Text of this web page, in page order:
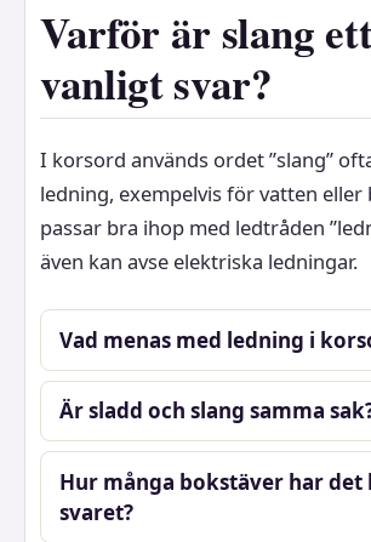
Varför är slang
vanligt svar?
I korsord används ordet ”slang”
ledning, exempelvis för vatten eller
passar bra ihop med ledtråden
även kan avse elektriska ledningar.
Vad menas med ledning i
Är sladd och slang samma
Hur många bokstäver har
svaret?